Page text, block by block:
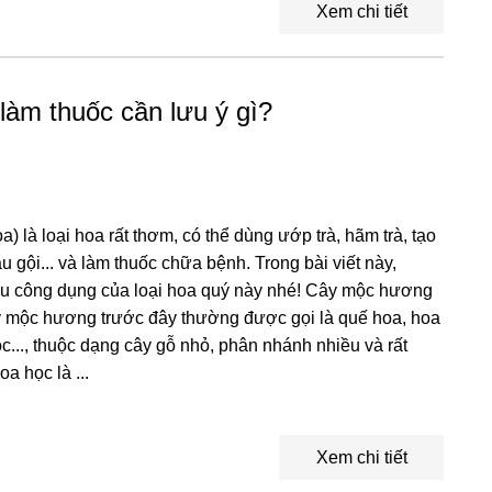
Xem chi tiết
thuốc cần lưu ý gì?
là loại hoa rất thơm, có thể dùng ướp trà, hãm trà, tạo
gội... và làm thuốc chữa bệnh. Trong bài viết này,
công dụng của loại hoa quý này nhé! Cây mộc hương
mộc hương trước đây thường được gọi là quế hoa, hoa
thuộc dạng cây gỗ nhỏ, phân nhánh nhiều và rất
học là ...
Xem chi tiết